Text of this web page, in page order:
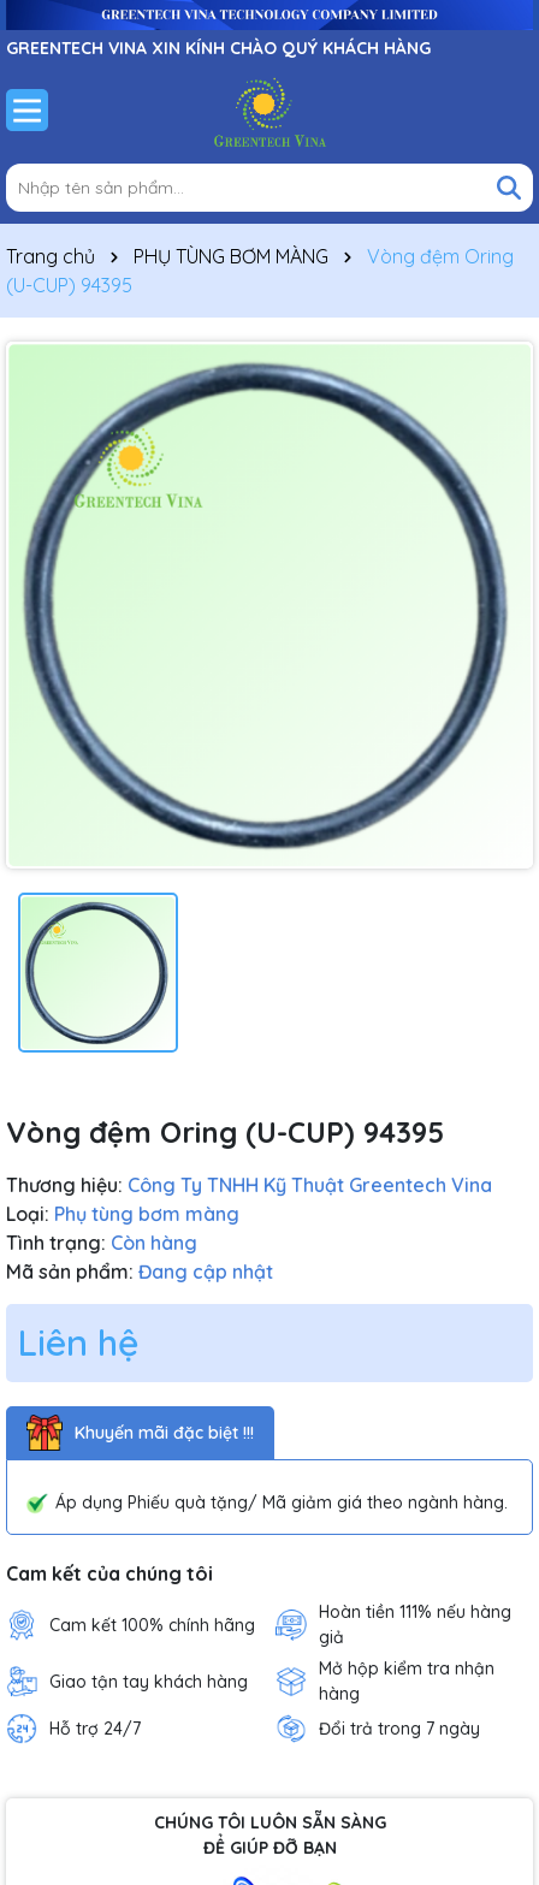
GREENTECH VINA XIN KÍNH CHÀO QUÝ KHÁCH HÀNG
Trang chủ PHỤ TÙNG BƠM MÀNG
Vòng đệm Oring
(U-CUP) 94395
Vòng đệm Oring (U-CUP) 94395
Thương hiệu: Công Ty TNHH Kỹ Thuật Greentech Vina
Loại: Phụ tùng bơm màng
Tình trạng: Còn hàng
Mã sản phẩm: Đang cập nhật
Liên hệ
Khuyến mãi đặc biệt !!!
Áp dụng Phiếu quà tặng/ Mã giảm giá theo ngành hàng.
Cam kết của chúng tôi
Cam kết 100% chính hãng
Hoàn tiền 111% nếu hàng
giả
Giao tận tay khách hàng
Mở hộp kiểm tra nhận
hàng
Hỗ trợ 24/7
Đổi trả trong 7 ngày
CHÚNG TÔI LUÔN SẴN SÀNG
ĐỂ GIÚP ĐỠ BẠN